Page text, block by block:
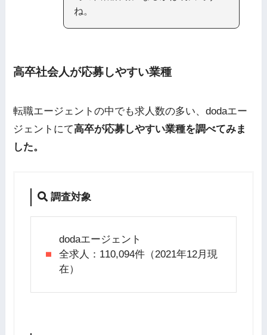
ね。
高卒社会人が応募しやすい業種
転職エージェントの中でも求人数の多い、dodaエー
ジェントにて高卒が応募しやすい業種を調べてみま
した。
調査対象
dodaエージェント
全求人：110,094件（2021年12月現
在）